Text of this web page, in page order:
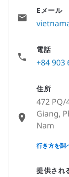
提供され
Eメール
電話
+84 903
住所
472 PQ/
Giang,
Nam
None
行き方を調